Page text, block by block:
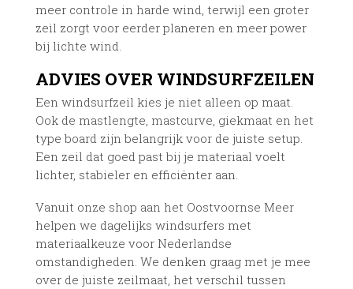
meer controle in harde wind, terwijl een groter
zeil zorgt voor eerder planeren en meer power
bij lichte wind.
ADVIES OVER WINDSURFZEILEN
Een windsurfzeil kies je niet alleen op maat.
Ook de mastlengte, mastcurve, giekmaat en het
type board zijn belangrijk voor de juiste setup.
Een zeil dat goed past bij je materiaal voelt
lichter, stabieler en efficiënter aan.
Vanuit onze shop aan het Oostvoornse Meer
helpen we dagelijks windsurfers met
materiaalkeuze voor Nederlandse
omstandigheden. We denken graag met je mee
over de juiste zeilmaat, het verschil tussen